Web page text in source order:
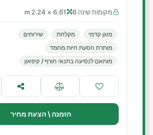
מקומות שינה 6 6.61 × 2.24 m
מזגן קדמי מקלחת
שירותים
מותרת הסעת חיות מחמד
מותאם לנסיעה בתנאי חורף / קיפאון
הזמנה \ הצעת מחיר